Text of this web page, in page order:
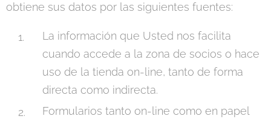
obtiene sus datos por las siguientes fuentes:
La información que Usted nos facilita
cuando accede a la zona de socios o hace
uso de la tienda on-line, tanto de forma
directa como indirecta.
Formularios tanto on-line como en papel